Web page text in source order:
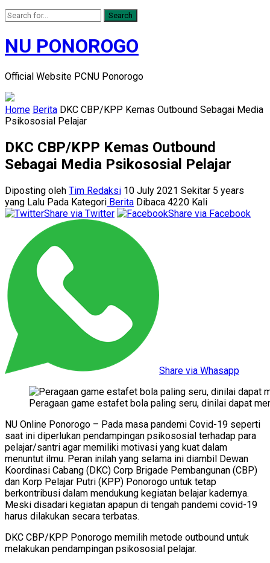
Search
NU PONOROGO
Official Website PCNU Ponorogo
Home Berita DKC CBP/KPP Kemas Outbound Sebagai Media
Psikososial Pelajar
DKC CBP/KPP Kemas Outbound
Sebagai Media Psikososial Pelajar
Diposting oleh Tim Redaksi 10 July 2021 Sekitar 5 years
yang Lalu Pada Kategori Berita Dibaca 4220 Kali
Share via Twitter
Share via Facebook
Share via Whasapp
Peragaan game estafet bola paling seru, dinilai dapat
NU Online Ponorogo – Pada masa pandemi Covid-19 seperti
saat ini diperlukan pendampingan psikososial terhadap para
pelajar/santri agar memiliki motivasi yang kuat dalam
menuntut ilmu. Peran inilah yang selama ini diambil Dewan
Koordinasi Cabang (DKC) Corp Brigade Pembangunan (CBP)
dan Korp Pelajar Putri (KPP) Ponorogo untuk tetap
berkontribusi dalam mendukung kegiatan belajar kadernya.
Meski disadari kegiatan apapun di tengah pandemi covid-19
harus dilakukan secara terbatas.
DKC CBP/KPP Ponorogo memilih metode outbound untuk
melakukan pendampingan psikososial pelajar.